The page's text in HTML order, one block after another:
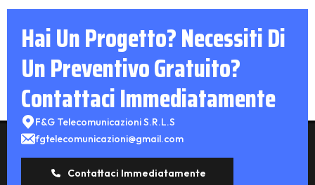
Hai Un Progetto? Necessiti Di
Un Preventivo Gratuito?
Contattaci Immediatamente
F&G Telecomunicazioni S.R.L.S
fgtelecomunicazioni@gmail.com
Contattaci Immediatamente